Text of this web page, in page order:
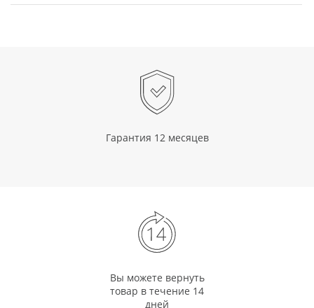
Гарантия 12 месяцев
Вы можете вернуть
товар в течение 14
дней